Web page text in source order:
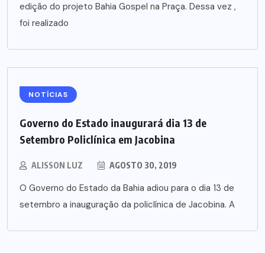
edição do projeto Bahia Gospel na Praça. Dessa vez ,
foi realizado
NOTÍCIAS
Governo do Estado inaugurará dia 13 de
Setembro Policlínica em Jacobina
ALISSON LUZ AGOSTO 30, 2019
O Governo do Estado da Bahia adiou para o dia 13 de
setembro a inauguração da policlínica de Jacobina. A